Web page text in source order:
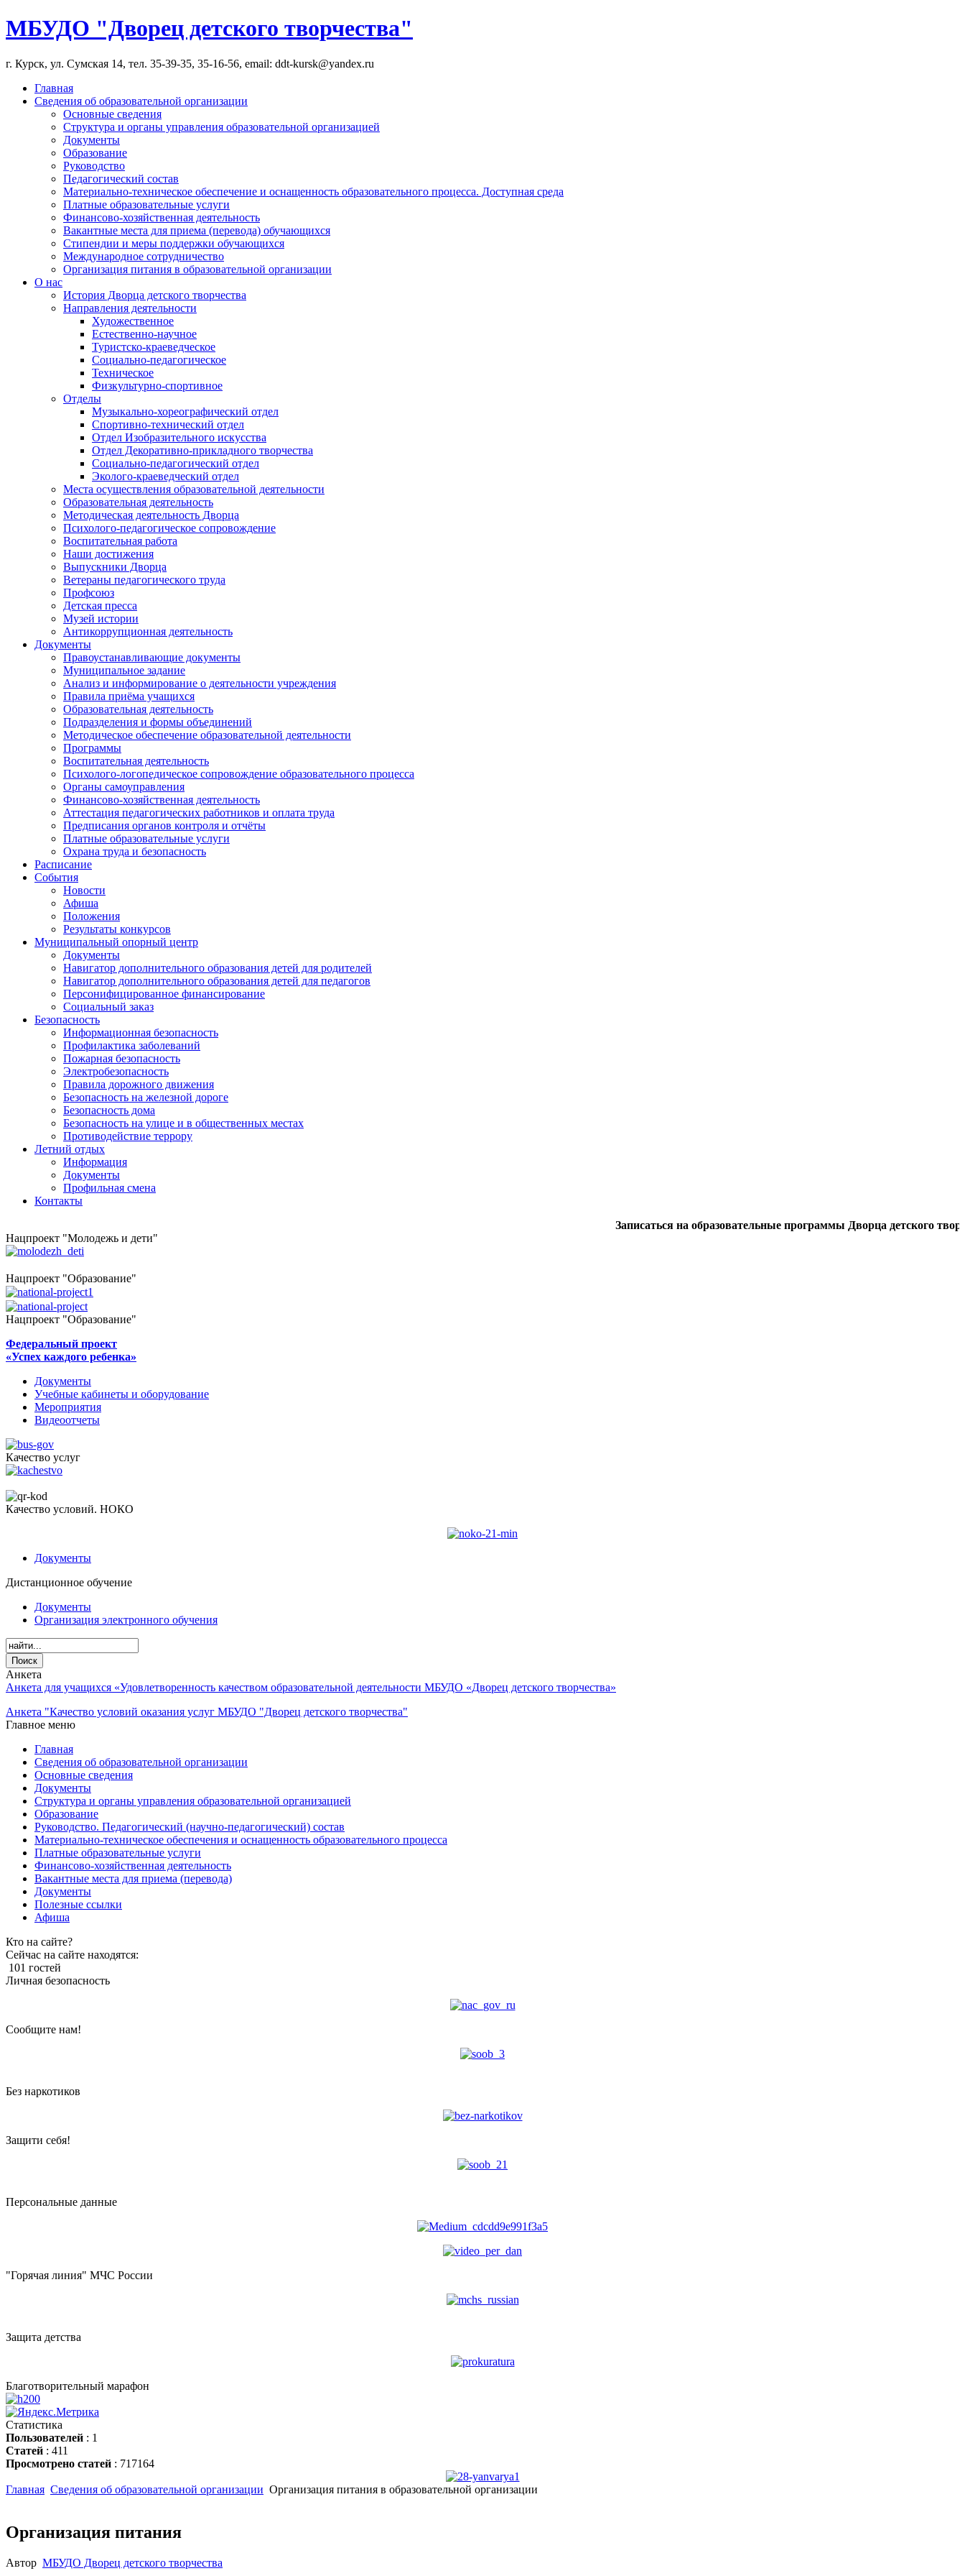
МБУДО "Дворец детского творчества"
г. Курск, ул. Сумская 14, тел. 35-39-35, 35-16-56, email: ddt-kursk@yandex.ru
Главная
Сведения об образовательной организации
Основные сведения
Структура и органы управления образовательной организацией
Документы
Образование
Руководство
Педагогический состав
Материально-техническое обеспечение и оснащенность образовательного процесса. Доступная среда
Платные образовательные услуги
Финансово-хозяйственная деятельность
Вакантные места для приема (перевода) обучающихся
Стипендии и меры поддержки обучающихся
Международное сотрудничество
Организация питания в образовательной организации
О нас
История Дворца детского творчества
Направления деятельности
Художественное
Естественно-научное
Туристско-краеведческое
Социально-педагогическое
Техническое
Физкультурно-спортивное
Отделы
Музыкально-хореографический отдел
Спортивно-технический отдел
Отдел Изобразительного искусства
Отдел Декоративно-прикладного творчества
Социально-педагогический отдел
Эколого-краеведческий отдел
Места осуществления образовательной деятельности
Образовательная деятельность
Методическая деятельность Дворца
Психолого-педагогическое сопровождение
Воспитательная работа
Наши достижения
Выпускники Дворца
Ветераны педагогического труда
Профсоюз
Детская пресса
Музей истории
Антикоррупционная деятельность
Документы
Правоустанавливающие документы
Муниципальное задание
Анализ и информирование о деятельности учреждения
Правила приёма учащихся
Образовательная деятельность
Подразделения и формы объединений
Методическое обеспечение образовательной деятельности
Программы
Воспитательная деятельность
Психолого-логопедическое сопровождение образовательного процесса
Органы самоуправления
Финансово-хозяйственная деятельность
Аттестация педагогических работников и оплата труда
Предписания органов контроля и отчёты
Платные образовательные услуги
Охрана труда и безопасность
Расписание
События
Новости
Афиша
Положения
Результаты конкурсов
Муниципальный опорный центр
Документы
Навигатор дополнительного образования детей для родителей
Навигатор дополнительного образования детей для педагогов
Персонифицированное финансирование
Социальный заказ
Безопасность
Информационная безопасность
Профилактика заболеваний
Пожарная безопасность
Электробезопасность
Правила дорожного движения
Безопасность на железной дороге
Безопасность дома
Безопасность на улице и в общественных местах
Противодействие террору
Летний отдых
Информация
Документы
Профильная смена
Контакты
Записаться на образовательные программы Дворца детского
Нацпроект "Молодежь и дети"
Нацпроект "Образование"
Нацпроект "Образование"
Федеральный проект
«Успех каждого ребенка»
Документы
Учебные кабинеты и оборудование
Мероприятия
Видеоотчеты
Качество услуг
Качество условий. НОКО
Документы
Дистанционное обучение
Документы
Организация электронного обучения
Анкета
Анкета для учащихся «Удовлетворенность качеством образовательной деятельности МБУДО «Дворец детского творчества»
Анкета "Качество условий оказания услуг МБУДО "Дворец детского творчества"
Главное меню
Главная
Сведения об образовательной организации
Основные сведения
Документы
Структура и органы управления образовательной организацией
Образование
Руководство. Педагогический (научно-педагогический) состав
Материально-техническое обеспечения и оснащенность образовательного процесса
Платные образовательные услуги
Финансово-хозяйственная деятельность
Вакантные места для приема (перевода)
Документы
Полезные ссылки
Афиша
Кто на сайте?
Сейчас на сайте находятся:
101 гостей
Личная безопасность
Сообщите нам!
Без наркотиков
Защити себя!
Персональные данные
"Горячая линия" МЧС России
Защита детства
Благотворительный марафон
Статистика
Пользователей : 1
Статей : 411
Просмотрено статей : 717164
Главная Сведения об образовательной организации Организация питания в образовательной организации
Организация питания
Автор МБУДО Дворец детского творчества